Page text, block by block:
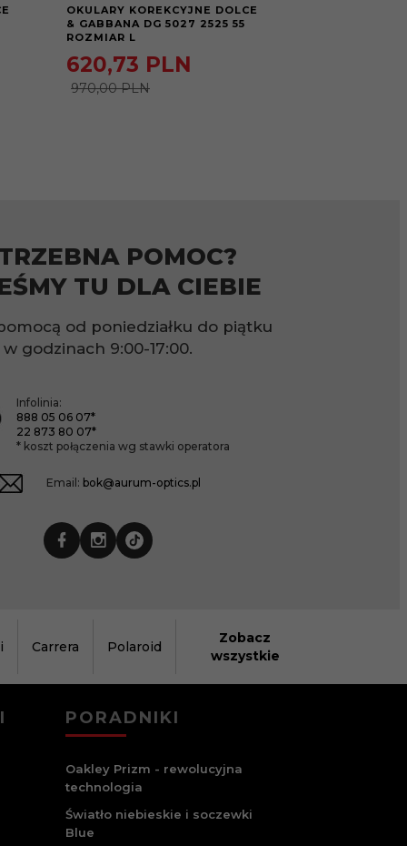
OKULARY KOREKCYJNE DOLCE
& GABBANA DG 5027 2525 55
ROZMIAR L
620,73 PLN
970,00 PLN
POMOC?
TU DLA CIEBIE
od poniedziałku do piątku
w godzinach 9:00-17:00.
Infolinia:
888 05 06 07*
22 873 80 07*
* koszt połączenia wg stawki operatora
Email: bok@aurum-optics.pl
Carrera Polaroid
Zobacz
wszystkie
PORADNIKI
Oakley Prizm - rewolucyjna
technologia
Światło niebieskie i soczewki
Blue